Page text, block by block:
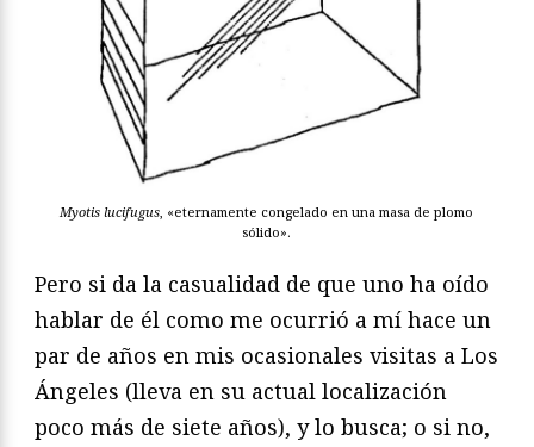
Myotis lucifugus, «eternamente congelado en una masa de plomo
sólido».
Pero si da la casualidad de que uno ha oído
hablar de él como me ocurrió a mí hace un
par de años en mis ocasionales visitas a Los
Ángeles (lleva en su actual localización
poco más de siete años), y lo busca; o si no,